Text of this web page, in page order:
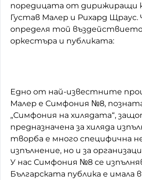
поредицата от дирижиращи
Густав Малер и Рихард Щраус.
определя той въздействието
оркестъра и публиката:
Едно от най-известните
Малер е Симфония №8,
„Симфония на хилядата“,
предназначена за хиляда
творба е много специфична
изпълнение, но и за
У нас Симфония №8 се
Българската публика е